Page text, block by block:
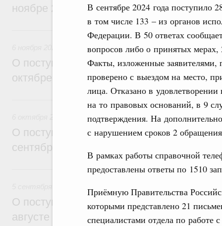
В сентябре 2024 года поступило
в том числе 133 – из органов
Федерации. В 50 ответах
вопросов либо о принятых мерах,
Факты, изложенные заявителями,
проверено с выездом на место,
лица. Отказано в удовлетворении
на то правовых оснований, в 9
подтверждения. На
с нарушением сроков 2
В рамках работы справочной
предоставлены ответы по 1510
Приёмную Правительства
которыми представлено 21
специалистами отдела по работе
ноябре 2025 года обращениях граждан
6 ноября 2025, четверг
О поступивших в Правительство
октябре 2025 года обращениях граждан
6 октября 2025, понедельник
О поступивших в Правительство
сентябре 2025 года обращениях граждан
5 сентября 2025, пятница
О поступивших в Правительство
августе 2025 года обращениях граждан